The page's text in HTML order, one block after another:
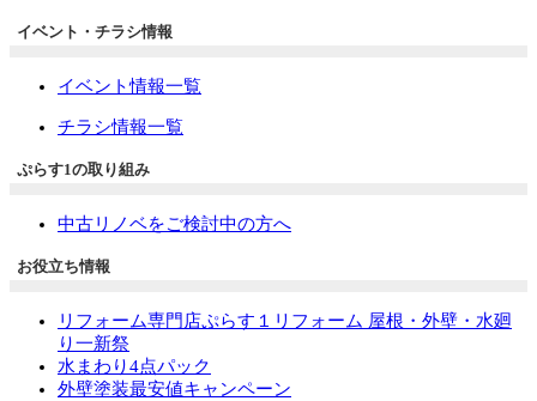
イベント・チラシ情報
イベント情報一覧
チラシ情報一覧
ぷらす1の取り組み
中古リノベをご検討中の方へ
お役立ち情報
リフォーム専門店ぷらす１リフォーム 屋根・外壁・水廻
り一新祭
水まわり4点パック
外壁塗装最安値キャンペーン